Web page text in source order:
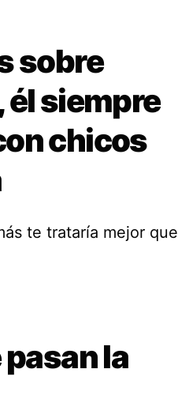
sobre
siempre
chicos
te trataría mejor que
la